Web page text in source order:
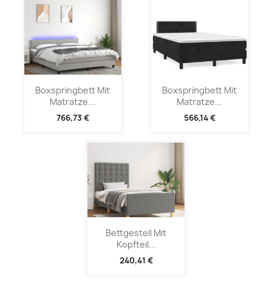
Boxspringbett Mit
Matratze...
766,73 €
Boxspringbett Mit
Matratze...
566,14 €
Bettgestell Mit
Kopfteil...
240,41 €